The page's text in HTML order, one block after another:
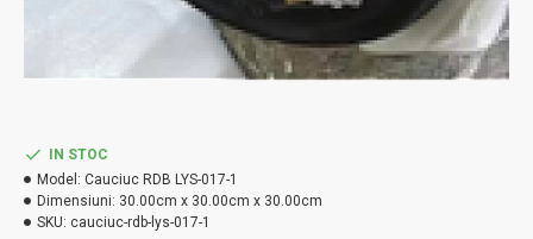
IN STOC
Model: Cauciuc RDB LYS-017-1
Dimensiuni: 30.00cm x 30.00cm x 30.00cm
SKU: cauciuc-rdb-lys-017-1